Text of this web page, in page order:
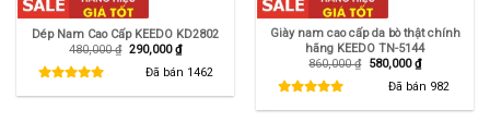
Dép Nam Cao Cấp KEEDO KD2802
480,000₫ Giá
290,000₫Giá
hiện
tại
Đã bán 1462
Giày nam cao cấp da bò thật chính
hãng KEEDO TN-5144
860,000₫ Giá
580,000₫Giá
hiện
tại
Đã bán 982